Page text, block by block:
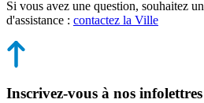
Si vous avez une question, souhaitez
d'assistance : contactez la Ville
Inscrivez-vous à nos